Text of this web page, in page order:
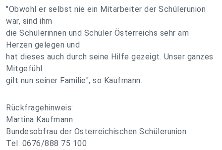
"Obwohl er selbst nie ein Mitarbeiter der Schülerunion
war, sind ihm
die Schülerinnen und Schüler Österreichs sehr am
Herzen gelegen und
hat dieses auch durch seine Hilfe gezeigt. Unser ganzes
Mitgefühl
gilt nun seiner Familie", so Kaufmann.
Rückfragehinweis:
Martina Kaufmann
Bundesobfrau der Österreichischen Schülerunion
Tel: 0676/888 75 100